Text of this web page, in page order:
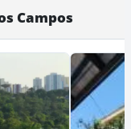
Campos